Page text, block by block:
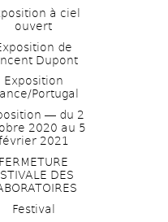
à ciel
ouvert
de
Dupont
Exposition
Portugal
― du 2
2020 au 5
2021
FERMETURE
DES
Festival